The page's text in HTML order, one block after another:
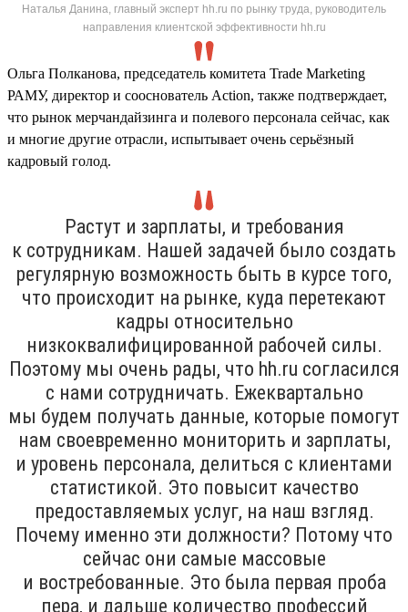
Наталья Данина, главный эксперт hh.ru по рынку труда, руководитель
направления клиентской эффективности hh.ru
Ольга Полканова, председатель комитета Trade Marketing
РАМУ, директор и сооснователь Action, также подтверждает,
что рынок мерчандайзинга и полевого персонала сейчас, как
и многие другие отрасли, испытывает очень серьёзный
кадровый голод.
Растут и зарплаты, и требования
к сотрудникам. Нашей задачей было создать
регулярную возможность быть в курсе того,
что происходит на рынке, куда перетекают
кадры относительно
низкоквалифицированной рабочей силы.
Поэтому мы очень рады, что hh.ru согласился
с нами сотрудничать. Ежеквартально
мы будем получать данные, которые помогут
нам своевременно мониторить и зарплаты,
и уровень персонала, делиться с клиентами
статистикой. Это повысит качество
предоставляемых услуг, на наш взгляд.
Почему именно эти должности? Потому что
сейчас они самые массовые
и востребованные. Это была первая проба
пера, и дальше количество профессий